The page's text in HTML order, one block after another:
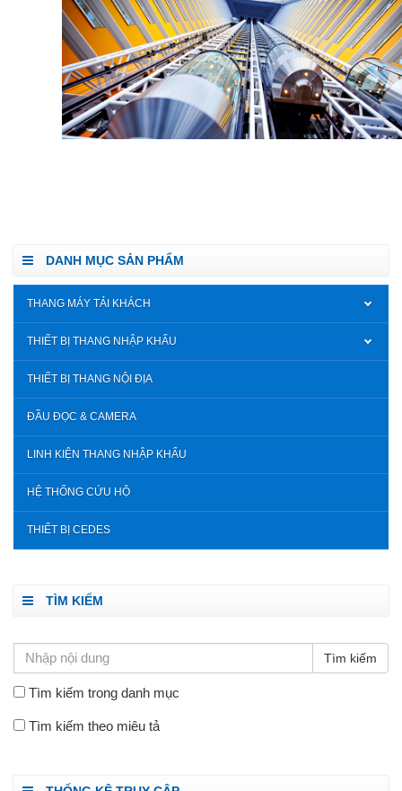
DANH MỤC SẢN PHẨM
THANG MÁY TẢI KHÁCH
THIẾT BỊ THANG NHẬP KHẨU
THIẾT BỊ THANG NỘI ĐỊA
ĐẦU ĐỌC & CAMERA
LINH KIỆN THANG NHẬP KHẨU
HỆ THỐNG CỨU HỘ
THIẾT BỊ CEDES
TÌM KIẾM
Tìm kiếm trong danh mục
Tìm kiếm theo miêu tả